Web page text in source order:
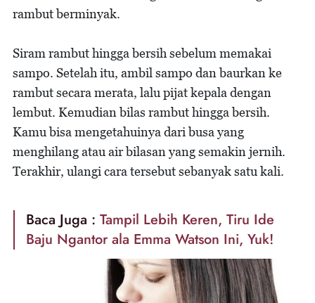
rambut berminyak.
Siram rambut hingga bersih sebelum memakai
sampo. Setelah itu, ambil sampo dan baurkan ke
rambut secara merata, lalu pijat kepala dengan
lembut. Kemudian bilas rambut hingga bersih.
Kamu bisa mengetahuinya dari busa yang
menghilang atau air bilasan yang semakin jernih.
Terakhir, ulangi cara tersebut sebanyak satu kali.
Baca Juga : Tampil Lebih Keren, Tiru Ide
Baju Ngantor ala Emma Watson Ini, Yuk!